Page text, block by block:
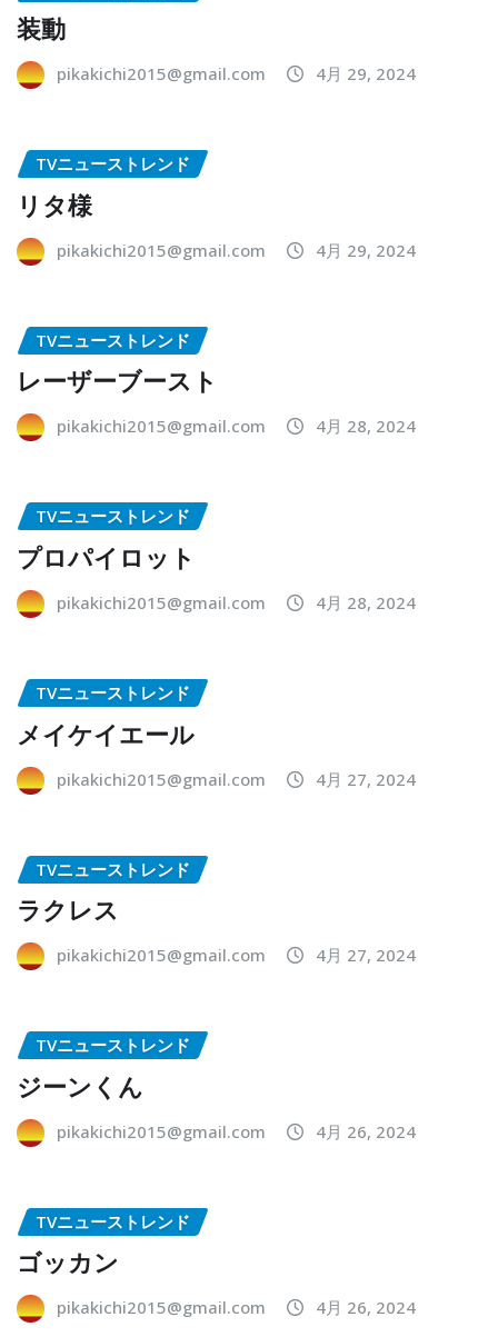
装動
pikakichi2015@gmail.com 4月 29, 2024
TVニューストレンド
リタ様
pikakichi2015@gmail.com 4月 29, 2024
TVニューストレンド
レーザーブースト
pikakichi2015@gmail.com 4月 28, 2024
TVニューストレンド
プロパイロット
pikakichi2015@gmail.com 4月 28, 2024
TVニューストレンド
メイケイエール
pikakichi2015@gmail.com 4月 27, 2024
TVニューストレンド
ラクレス
pikakichi2015@gmail.com 4月 27, 2024
TVニューストレンド
ジーンくん
pikakichi2015@gmail.com 4月 26, 2024
TVニューストレンド
ゴッカン
pikakichi2015@gmail.com 4月 26, 2024